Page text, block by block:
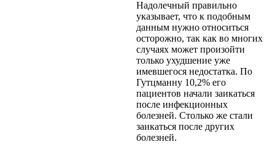
Надолечный правильно
указывает, что к подобным
данным нужно относиться
осторожно, так как во многих
случаях может произойти
только ухудшение уже
имевшегося недостатка. По
Гутцманну 10,2% его
пациентов начали заикаться
после инфекционных
болезней. Столько же стали
заикаться после других
болезней.